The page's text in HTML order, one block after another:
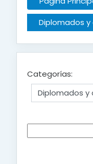
Diplomados y
Categorías: